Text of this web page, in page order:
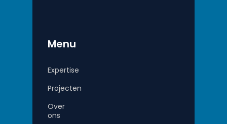
Menu
Expertise
Projecten
Over
ons